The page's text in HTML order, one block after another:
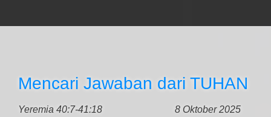
Mencari Jawaban dari TUHAN
Yeremia 40:7-41:18
8 Oktober 2025